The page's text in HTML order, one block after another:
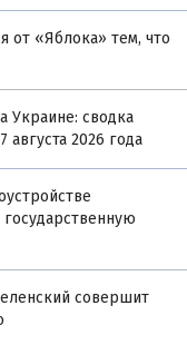
от «Яблока» тем, что
Украине: сводка
2026 года
совершит